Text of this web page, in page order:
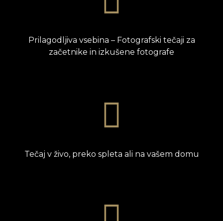
Prilagodljiva vsebina – Fotografski tečaji za
začetnike in izkušene fotografe
Tečaj v živo, preko spleta ali na vašem domu